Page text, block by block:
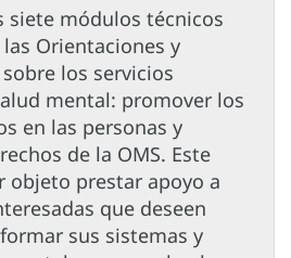
siete módulos técnicos
Orientaciones y
los servicios
mental: promover los
en las personas y
de la OMS. Este
objeto prestar apoyo a
que deseen
sus sistemas y